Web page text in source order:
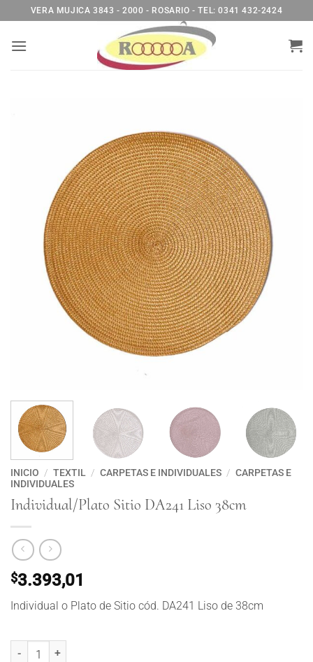
al
contenido
VERA MUJICA 3843 - 2000 - ROSARIO - TEL: 0341 432-2424
INICIO / TEXTIL / CARPETAS E INDIVIDUALES / CARPETAS E
INDIVIDUALES
Individual/Plato Sitio DA241 Liso 38cm
$3.393,01
Individual o Plato de Sitio cód. DA241 Liso de 38cm